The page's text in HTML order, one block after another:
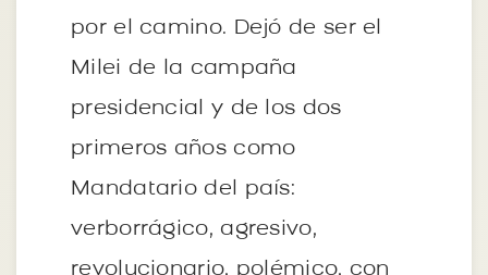
por el camino. Dejó de ser el
Milei de la campaña
presidencial y de los dos
primeros años como
Mandatario del país:
verborrágico, agresivo,
revolucionario, polémico, con